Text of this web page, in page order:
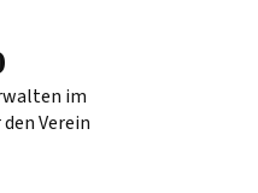
im
Verein